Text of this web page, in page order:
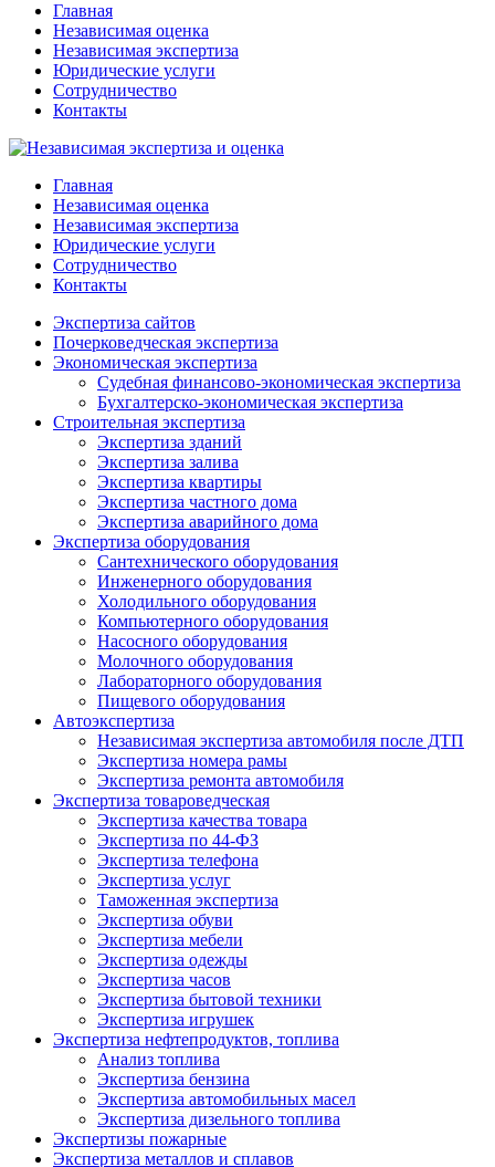
Главная
Независимая оценка
Независимая экспертиза
Юридические услуги
Сотрудничество
Контакты
Главная
Независимая оценка
Независимая экспертиза
Юридические услуги
Сотрудничество
Контакты
Экспертиза сайтов
Почерковедческая экспертиза
Экономическая экспертиза
Судебная финансово-экономическая экспертиза
Бухгалтерско-экономическая экспертиза
Строительная экспертиза
Экспертиза зданий
Экспертиза залива
Экспертиза квартиры
Экспертиза частного дома
Экспертиза аварийного дома
Экспертиза оборудования
Сантехнического оборудования
Инженерного оборудования
Холодильного оборудования
Компьютерного оборудования
Насосного оборудования
Молочного оборудования
Лабораторного оборудования
Пищевого оборудования
Автоэкспертиза
Независимая экспертиза автомобиля после ДТП
Экспертиза номера рамы
Экспертиза ремонта автомобиля
Экспертиза товароведческая
Экспертиза качества товара
Экспертиза по 44-ФЗ
Экспертиза телефона
Экспертиза услуг
Таможенная экспертиза
Экспертиза обуви
Экспертиза мебели
Экспертиза одежды
Экспертиза часов
Экспертиза бытовой техники
Экспертиза игрушек
Экспертиза нефтепродуктов, топлива
Анализ топлива
Экспертиза бензина
Экспертиза автомобильных масел
Экспертиза дизельного топлива
Экспертизы пожарные
Экспертиза металлов и сплавов